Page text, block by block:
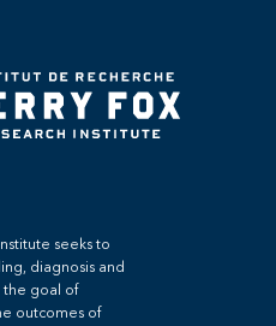
seeks to
diagnosis and
the goal of
outcomes of